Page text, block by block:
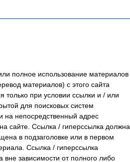
полное использование материалов
материалов) с этого сайта
только при условии ссылки и / или
для поисковых систем
на непосредственный адрес
сайте. Ссылка / гиперссылка должна
в подзаголовке или в первом
Ссылка / гиперссылка
вне зависимости от полного либо